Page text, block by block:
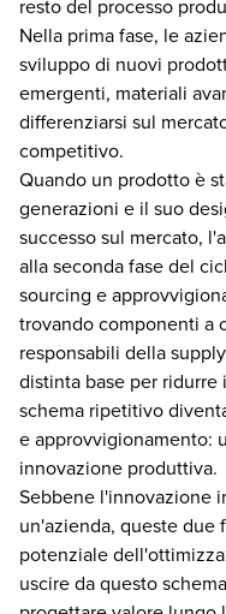
resto del processo
Nella prima fase, le
sviluppo di nuovi
emergenti, materiali
differenziarsi sul
competitivo.
Quando un prodotto è
generazioni e il suo
successo sul mercato,
alla seconda fase del
sourcing e
trovando componenti a
responsabili della
distinta base per
schema ripetitivo
e approvvigionamento:
innovazione produttiva.
Sebbene l'innovazione
un'azienda, queste due
potenziale
uscire da questo